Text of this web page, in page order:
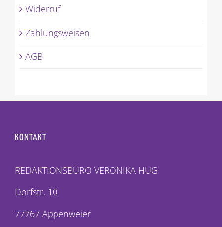
Widerruf
Zahlungsweisen
AGB
KONTAKT
REDAKTIONSBÜRO VERONIKA HUG
Dorfstr. 10
77767 Appenweier